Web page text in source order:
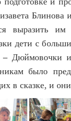
выразить
дети с
– Дюймовочки
было
в сказке, и